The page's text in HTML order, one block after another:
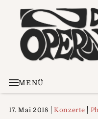
MENÜ
17. Mai 2018 Konzerte